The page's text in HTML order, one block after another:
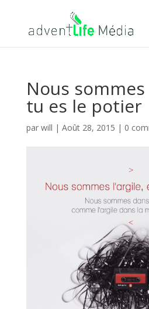
Nous sommes
tu es le potier
par will | Août 28, 2015 | 0